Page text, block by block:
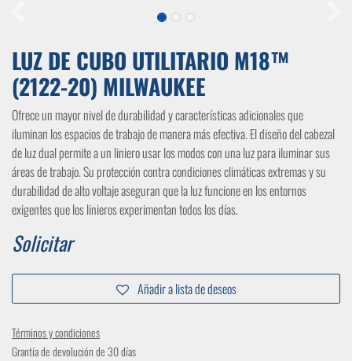
LUZ DE CUBO UTILITARIO M18™
(2122-20) MILWAUKEE
Ofrece un mayor nivel de durabilidad y características adicionales que
iluminan los espacios de trabajo de manera más efectiva. El diseño del cabezal
de luz dual permite a un liniero usar los modos con una luz para iluminar sus
áreas de trabajo. Su protección contra condiciones climáticas extremas y su
durabilidad de alto voltaje aseguran que la luz funcione en los entornos
exigentes que los linieros experimentan todos los días.
Solicitar
Añadir a lista de deseos
Términos y condiciones
Grantía de devolución de 30 días